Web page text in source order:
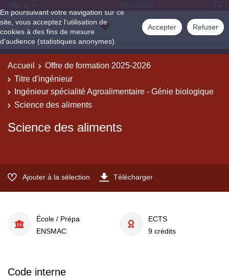
En poursuivant votre navigation sur ce
site, vous acceptez l'utilisation de
cookies à des fins de mesure
d'audience (statistiques anonymes).
Accepter Refuser
Accueil
Offre de formation 2025-2026
Titre d'ingénieur
Ingénieur spécialité Agroalimentaire - Génie biologique
Science des aliments
Science des aliments
Ajouter à la sélection Télécharger
École / Prépa
ENSMAC
ECTS
9 crédits
Code interne